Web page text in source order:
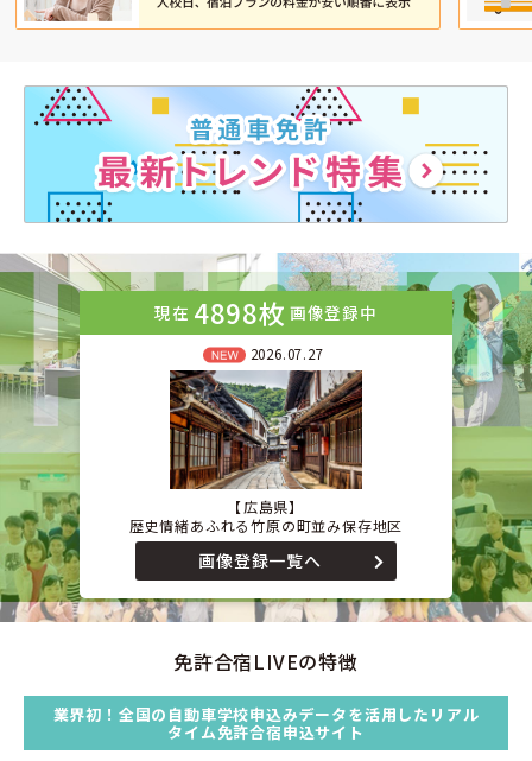
現在 4898枚 画像登録中
2026.07.27
広島県
歴史情緒あふれる竹原の町並み保存地区
画像登録一覧へ
免許合宿LIVEの特徴
業界初！全国の自動車学校申込みデータを活用したリアル
タイム免許合宿申込サイト